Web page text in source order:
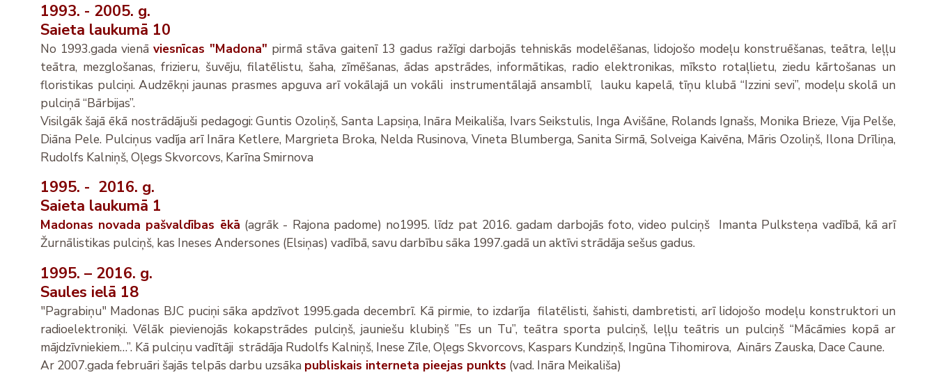
1993. - 2005. g.
Saieta laukumā 10
No 1993.gada vienā viesnīcas "Madona" pirmā stāva gaitenī 13 gadus ražīgi darbojās tehniskās modelēšanas, lidojošo modeļu konstruēšanas, teātra, leļļu
teātra, mezglošanas, frizieru, šuvēju, filatēlistu, šaha, zīmēšanas, ādas apstrādes, informātikas, radio elektronikas, mīksto rotaļlietu, ziedu kārtošanas un
floristikas pulciņi. Audzēkņi jaunas prasmes apguva arī vokālajā un vokāli instrumentālajā ansamblī, lauku kapelā, tīņu klubā “Izzini sevi”, modeļu skolā un
pulciņā “Bārbijas”.
Visilgāk šajā ēkā nostrādājuši pedagogi: Guntis Ozoliņš, Santa Lapsiņa, Ināra Meikališa, Ivars Seikstulis, Inga Avišāne, Rolands Ignašs, Monika Brieze, Vija Pelše,
Diāna Pele. Pulciņus vadīja arī Ināra Ketlere, Margrieta Broka, Nelda Rusinova, Vineta Blumberga, Sanita Sirmā, Solveiga Kaivēna, Māris Ozoliņš, Ilona Drīliņa,
Rudolfs Kalniņš, Oļegs Skvorcovs, Karīna Smirnova
1995. - 2016. g.
Saieta laukumā 1
Madonas novada pašvaldības ēkā (agrāk - Rajona padome) no1995. līdz pat 2016. gadam darbojās foto, video pulciņš Imanta Pulksteņa vadībā, kā arī
Žurnālistikas pulciņš, kas Ineses Andersones (Elsiņas) vadībā, savu darbību sāka 1997.gadā un aktīvi strādāja sešus gadus.
1995. – 2016. g.
Saules ielā 18
"Pagrabiņu" Madonas BJC puciņi sāka apdzīvot 1995.gada decembrī. Kā pirmie, to izdarīja filatēlisti, šahisti, dambretisti, arī lidojošo modeļu konstruktori un
radioelektroniķi. Vēlāk pievienojās kokapstrādes pulciņš, jauniešu klubiņš ”Es un Tu”, teātra sporta pulciņš, leļļu teātris un pulciņš “Mācāmies kopā ar
mājdzīvniekiem…”. Kā pulciņu vadītāji strādāja Rudolfs Kalniņš, Inese Zīle, Oļegs Skvorcovs, Kaspars Kundziņš, Ingūna Tihomirova, Ainārs Zauska, Dace Caune.
Ar 2007.gada februāri šajās telpās darbu uzsāka publiskais interneta pieejas punkts (vad. Ināra Meikališa)